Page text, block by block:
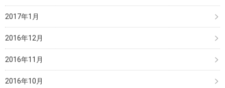
2017年1月
2016年12月
2016年11月
2016年10月